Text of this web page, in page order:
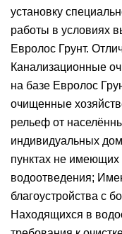
установку
работы в условиях
Евролос Грунт.
Канализационные
на базе Евролос
очищенные
рельеф от
индивидуальных
пунктах не имеющих
водоотведения;
благоустройства с
Находящихся в